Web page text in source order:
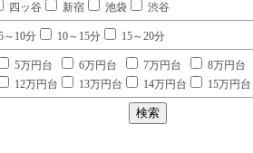
四ッ谷 新宿 池袋 渋谷
～10分 10～15分 15～20分
5万円台 6万円台 7万円台 8万円台
12万円台 13万円台 14万円台 15万円台